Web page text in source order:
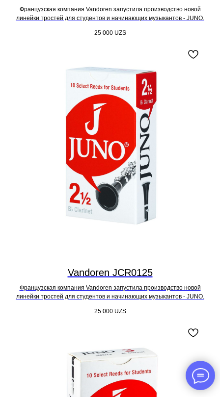
Французская компания Vandoren запустила производство новой
линейки тростей для студентов и начинающих музыкантов - JUNO.
25 000 UZS
Vandoren JCR0125
Французская компания Vandoren запустила производство новой
линейки тростей для студентов и начинающих музыкантов - JUNO.
25 000 UZS